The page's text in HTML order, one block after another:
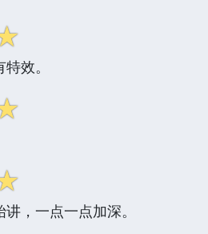
效。
，一点一点加深。